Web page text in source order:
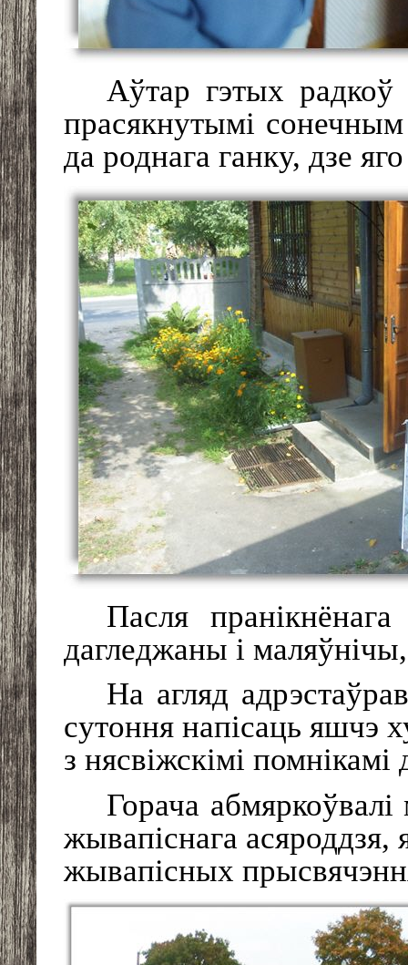
Аўтар гэтых радкоў
прасякнутымі сонечным
да роднага ганку, дзе
Пасля
дагледжаны і
На агляд
сутоння напісаць яшчэ
з нясвіжскімі помнікамі
Горача
жывапіснага асяроддзя,
жывапісных